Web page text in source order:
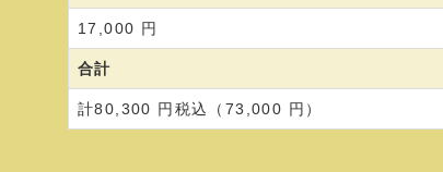
17,000 円
合計
計80,300 円税込（73,000 円）